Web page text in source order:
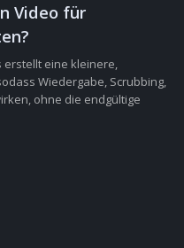
Video für
erstellt eine kleinere,
Wiedergabe, Scrubbing,
ohne die endgültige